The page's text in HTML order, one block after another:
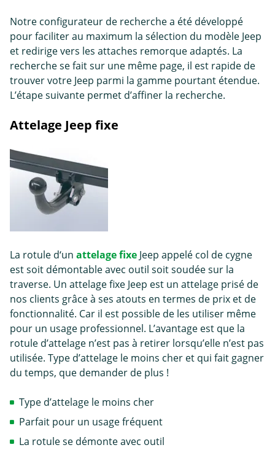
Notre configurateur de recherche a été développé
pour faciliter au maximum la sélection du modèle Jeep
et redirige vers les attaches remorque adaptés. La
recherche se fait sur une même page, il est rapide de
trouver votre Jeep parmi la gamme pourtant étendue.
L’étape suivante permet d’affiner la recherche.
Attelage Jeep fixe
La rotule d‘un attelage fixe Jeep appelé col de cygne
est soit démontable avec outil soit soudée sur la
traverse. Un attelage fixe Jeep est un attelage prisé de
nos clients grâce à ses atouts en termes de prix et de
fonctionnalité. Car il est possible de les utiliser même
pour un usage professionnel. L’avantage est que la
rotule d’attelage n’est pas à retirer lorsqu’elle n’est pas
utilisée. Type d’attelage le moins cher et qui fait gagner
du temps, que demander de plus !
Type d’attelage le moins cher
Parfait pour un usage fréquent
La rotule se démonte avec outil